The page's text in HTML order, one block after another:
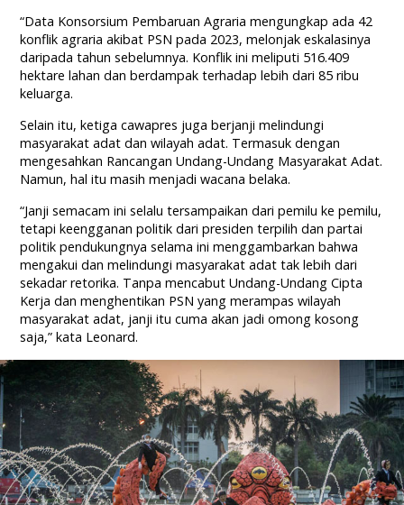
“Data Konsorsium Pembaruan Agraria mengungkap ada 42
konflik agraria akibat PSN pada 2023, melonjak eskalasinya
daripada tahun sebelumnya. Konflik ini meliputi 516.409
hektare lahan dan berdampak terhadap lebih dari 85 ribu
keluarga.
Selain itu, ketiga cawapres juga berjanji melindungi
masyarakat adat dan wilayah adat. Termasuk dengan
mengesahkan Rancangan Undang-Undang Masyarakat Adat.
Namun, hal itu masih menjadi wacana belaka.
“Janji semacam ini selalu tersampaikan dari pemilu ke pemilu,
tetapi keengganan politik dari presiden terpilih dan partai
politik pendukungnya selama ini menggambarkan bahwa
mengakui dan melindungi masyarakat adat tak lebih dari
sekadar retorika. Tanpa mencabut Undang-Undang Cipta
Kerja dan menghentikan PSN yang merampas wilayah
masyarakat adat, janji itu cuma akan jadi omong kosong
saja,” kata Leonard.